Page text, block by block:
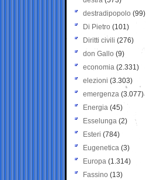
destradipopolo (99)
Di Pietro (101)
Diritti civili (276)
don Gallo (9)
economia (2.331)
elezioni (3.303)
emergenza (3.077)
Energia (45)
Esselunga (2)
Esteri (784)
Eugenetica (3)
Europa (1.314)
Fassino (13)